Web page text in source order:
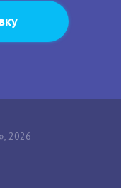
2026